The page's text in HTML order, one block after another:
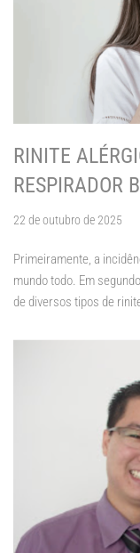
RINITE
RESPIRADOR
22 de outubro de 2025
Primeiramente, a
mundo todo. Em
de diversos tipos de